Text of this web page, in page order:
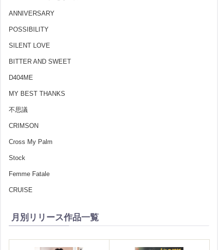
ANNIVERSARY
POSSIBILITY
SILENT LOVE
BITTER AND SWEET
D404ME
MY BEST THANKS
不思議
CRIMSON
Cross My Palm
Stock
Femme Fatale
CRUISE
月別リリース作品一覧